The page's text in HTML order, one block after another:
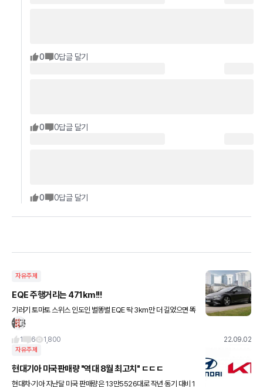
0 0답글 달기
0 0답글 달기
0 0답글 달기
자유주제
EQE 주행거리는 471km!!!
기러기 토마토 스위스 인도인 별똥별 EQE 딱 3km만 더 길었으면 똑
바로 읽어도 거꾸로 읽어도 완벽한데 아쉽네요
1 6 1,800 22.09.02
자유주제
현대기아 미국판매량 "역대 8월 최고치" ㄷㄷㄷ
현대차·기아 지난달 미국 판매량은 13만5526대로 작년 동기 대비 1